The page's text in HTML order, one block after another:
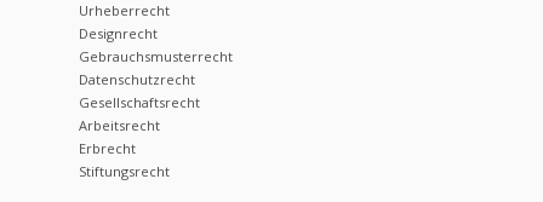
Urheberrecht
Designrecht
Gebrauchsmusterrecht
Datenschutzrecht
Gesellschaftsrecht
Arbeitsrecht
Erbrecht
Stiftungsrecht